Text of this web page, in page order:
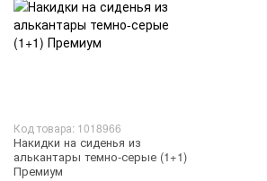
Код товара: 1018966
Накидки на сиденья из
алькантары темно-серые (1+1)
Премиум